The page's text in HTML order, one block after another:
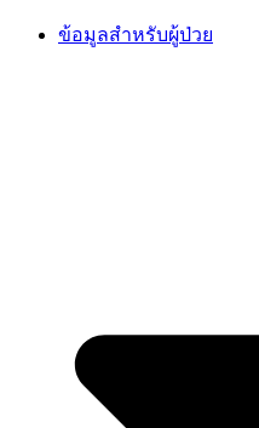
Skip
ข้อมูลสำหรับผู้ป่วย